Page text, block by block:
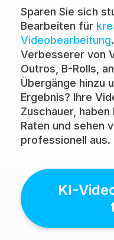
Sparen Sie sich
Bearbeiten für
Videobearbeitung
Verbesserer von
Outros, B-Rolls,
Übergänge hinzu
Ergebnis? Ihre
Zuschauer,
Raten und sehen
professionell aus.
KI-